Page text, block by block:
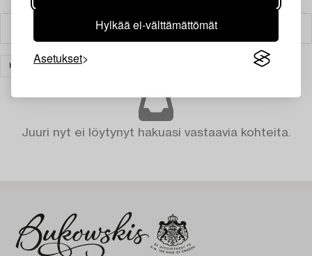
Hylkää ei-välttämättömät
Asetukset
Suodatin
HUONEKALUT JA TAIDEKÄSITYÖ
Juuri nyt ei löytynyt hakuasi vastaavia kohteita.